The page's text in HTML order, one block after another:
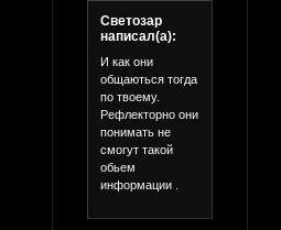
Светозар
написал(а):
И как они
общаються тогда
по твоему.
Рефлекторно они
понимать не
смогут такой
обьем
информации .